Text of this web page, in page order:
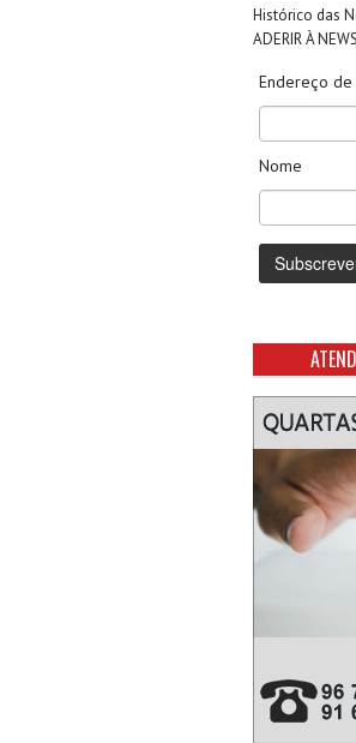
Histórico das
ADERIR À
Endereço de
Nome